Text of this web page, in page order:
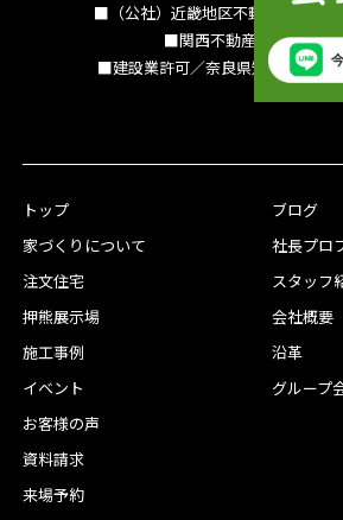
■（公社）近畿地区不動産公正取引
■関西不動産情報センタ
■建設業許可／奈良県知事（特-3
トップ
家づくりについて
注文住宅
押熊展示場
施工事例
イベント
お客様の声
ブログ
社長プロ
スタッフ
会社概要
沿革
グループ
資料請求
来場予約